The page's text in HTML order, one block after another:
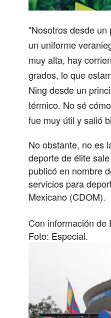
"Nosotros desde
un uniforme
muy alta, hay
grados, lo que
Ning desde un
térmico. No sé
fue muy útil y salió
No obstante, no es
deporte de élite
publicó en nombre
servicios para
Mexicano (CDOM).
Con información de
Foto: Especial.